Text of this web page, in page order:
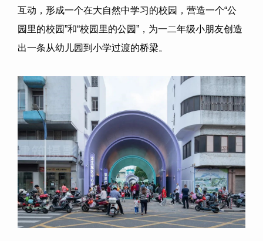
互动，形成一个在大自然中学习的校园，营造一个“公
园里的校园”和“校园里的公园” ，为一二年级小朋友创造
出一条从幼儿园到小学过渡的桥梁。